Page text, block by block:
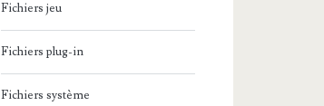
Fichiers jeu
Fichiers plug-in
Fichiers système